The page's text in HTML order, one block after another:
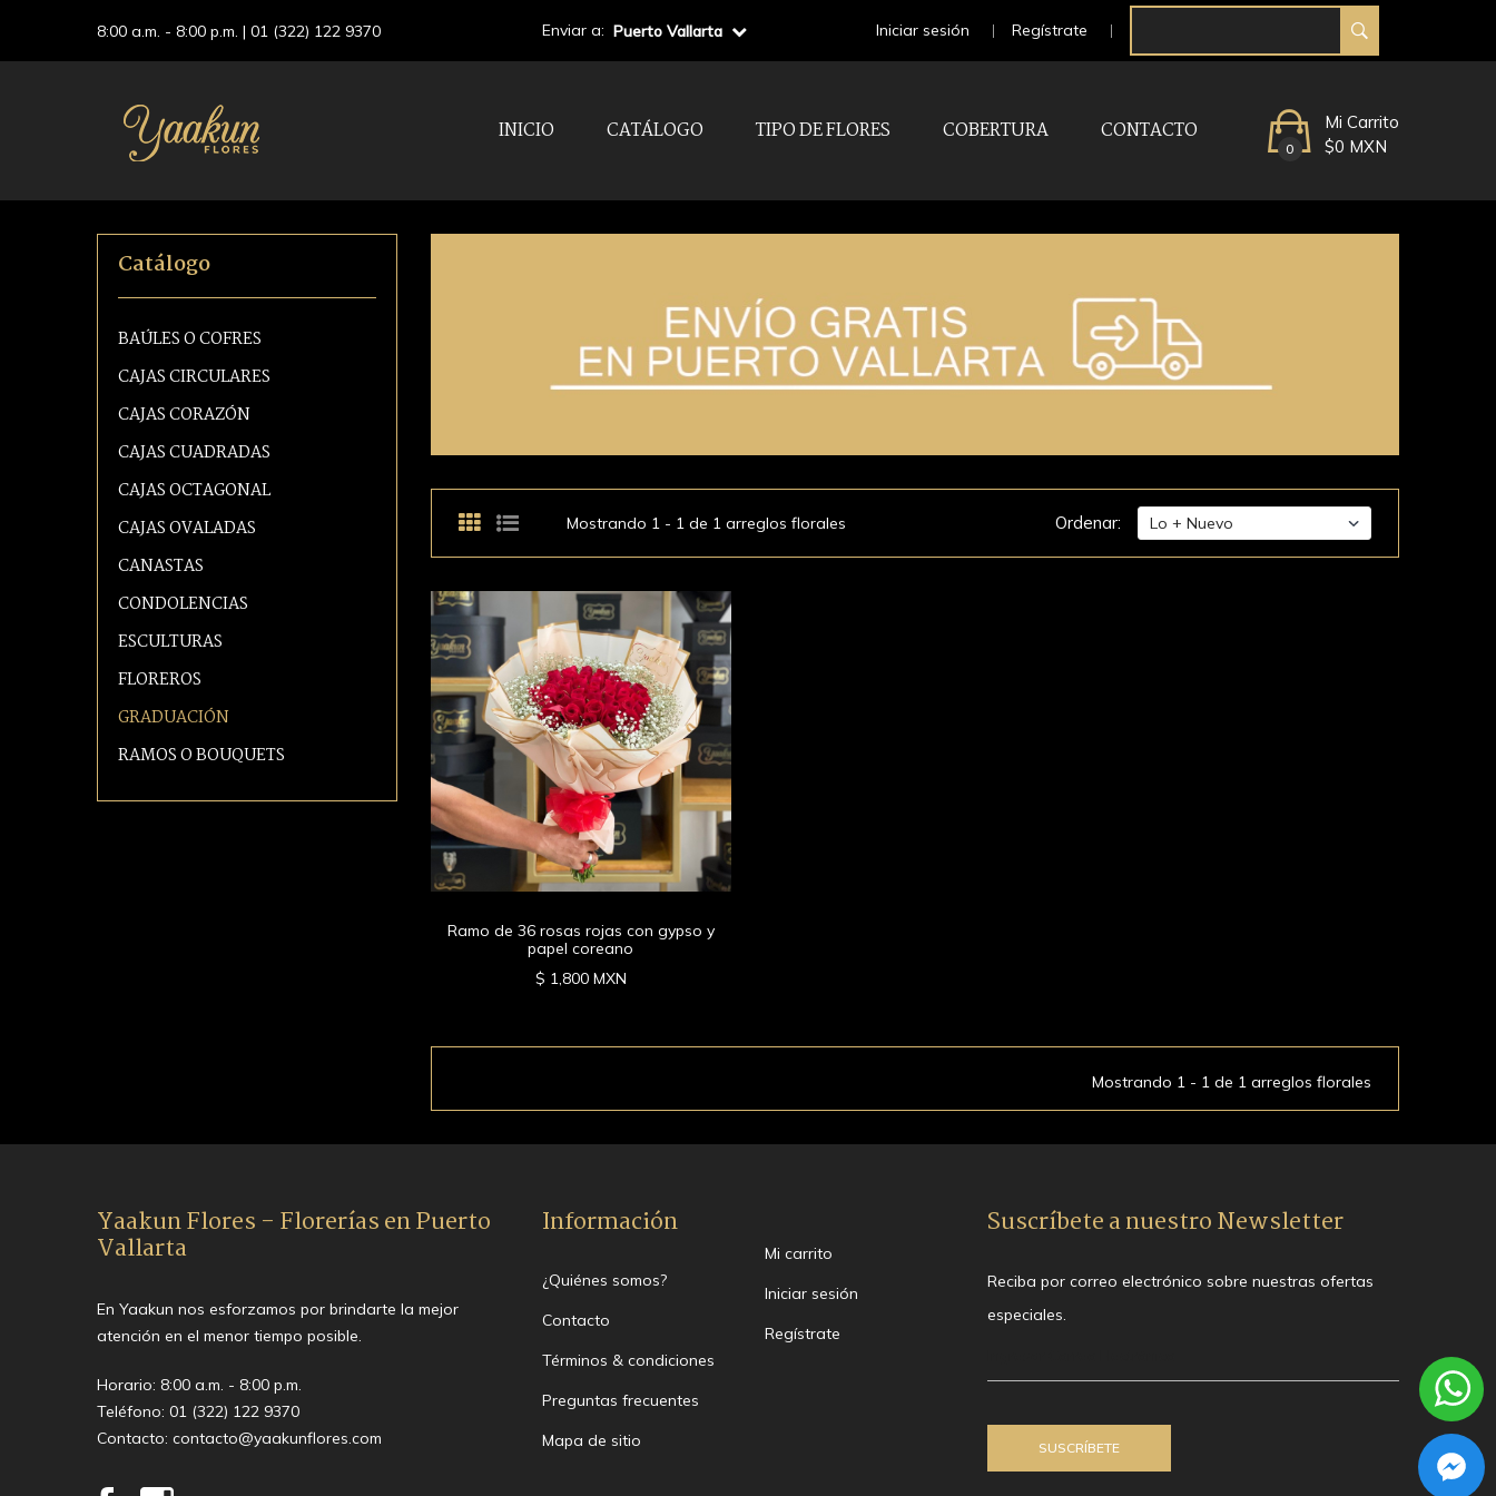
8:00 a.m. - 8:00 p.m. | 01 (322) 122 9370 Enviar a: Puerto Vallarta Iniciar sesión Regístrate
INICIO CATÁLOGO TIPO DE FLORES COBERTURA CONTACTO
0
Mi Carrito
$0 MXN
Mostrando 1 - 1 de 1 arreglos florales Ordenar:
Ramo de 36 rosas rojas con gypso y
papel coreano
$ 1,800 MXN
Mostrando 1 - 1 de 1 arreglos florales
Catálogo
BAÚLES O COFRES
CAJAS CIRCULARES
CAJAS CORAZÓN
CAJAS CUADRADAS
CAJAS OCTAGONAL
CAJAS OVALADAS
CANASTAS
CONDOLENCIAS
ESCULTURAS
FLOREROS
GRADUACIÓN
RAMOS O BOUQUETS
Yaakun Flores - Florerías en Puerto
Vallarta
En Yaakun nos esforzamos por brindarte la mejor
atención en el menor tiempo posible.
Horario: 8:00 a.m. - 8:00 p.m.
Teléfono: 01 (322) 122 9370
Contacto: contacto@yaakunflores.com
Información
¿Quiénes somos?
Contacto
Términos & condiciones
Preguntas frecuentes
Mapa de sitio
Mi carrito
Iniciar sesión
Regístrate
Suscríbete a nuestro Newsletter
Reciba por correo electrónico sobre nuestras ofertas
especiales.